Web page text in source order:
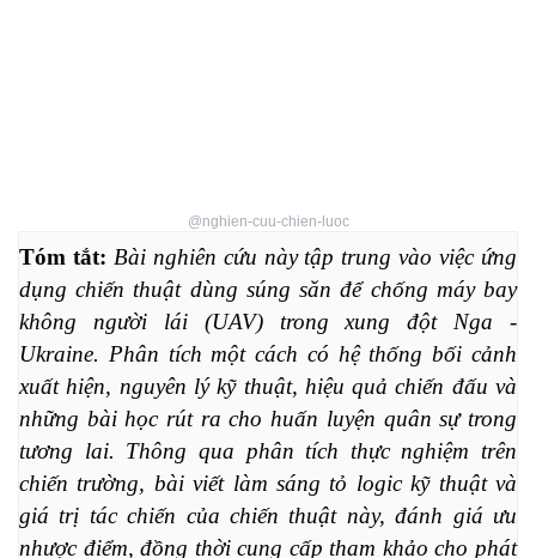
@nghien-cuu-chien-luoc
Tóm tắt: Bài nghiên cứu này tập trung vào việc ứng
dụng chiến thuật dùng súng săn để chống máy bay
không người lái (UAV) trong xung đột Nga -
Ukraine. Phân tích một cách có hệ thống bối cảnh
xuất hiện, nguyên lý kỹ thuật, hiệu quả chiến đấu và
những bài học rút ra cho huấn luyện quân sự trong
tương lai. Thông qua phân tích thực nghiệm trên
chiến trường, bài viết làm sáng tỏ logic kỹ thuật và
giá trị tác chiến của chiến thuật này, đánh giá ưu
nhược điểm, đồng thời cung cấp tham khảo cho phát